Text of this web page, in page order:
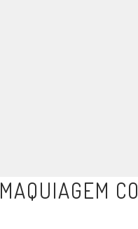
MAQUIAGEM